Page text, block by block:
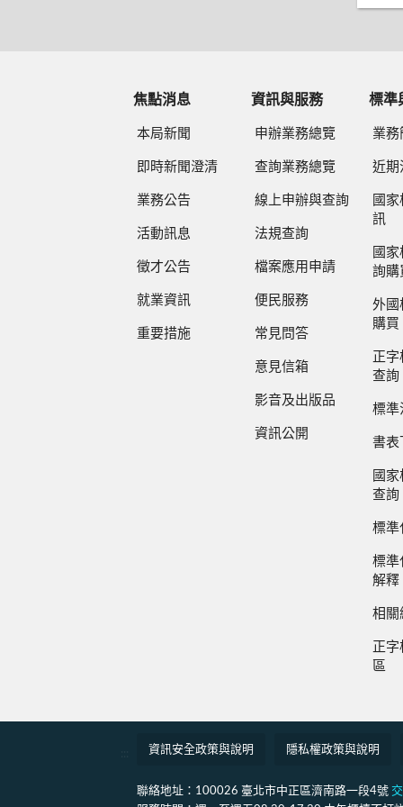
焦點消息
本局新聞
即時新聞澄清
業務公告
活動訊息
徵才公告
就業資訊
重要措施
資訊與服務
申辦業務總覽
查詢業務總覽
線上申辦與查詢
法規查詢
檔案應用申請
便民服務
常見問答
意見信箱
影音及出版品
資訊公開
標準
業務
近期
國
訊
國
詢購
外國
購買
正
查詢
標準
書表
國
查詢
標準
標準
解釋
相關
正
區
資訊安全政策與說明 隱私權政策與說明
聯絡地址：100026 臺北市中正區濟南路一段4號